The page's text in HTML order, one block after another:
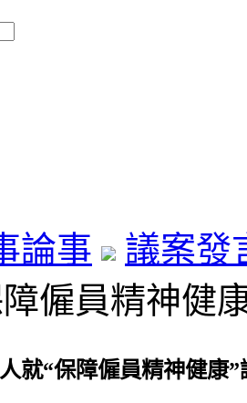
論事
議案發
僱員精神健
就“保障僱員精神健康”